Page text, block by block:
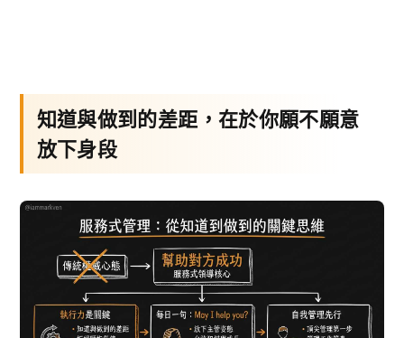
知道與做到的差距，在於你願不願意
放下身段